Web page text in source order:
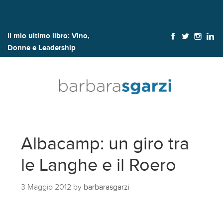
Il mio ultimo libro: Vino,
Donne e Leadership
Albacamp: un giro tra
le Langhe e il Roero
3 Maggio 2012 by barbarasgarzi